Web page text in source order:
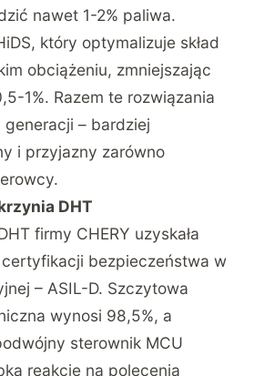
nawet 1-2% paliwa.
który optymalizuje skład
obciążeniu, zmniejszając
1%. Razem te rozwiązania
– bardziej
i przyjazny zarówno
DHT
firmy CHERY uzyskała
bezpieczeństwa w
– ASIL-D. Szczytowa
wynosi 98,5%, a
sterownik MCU
reakcję na polecenia